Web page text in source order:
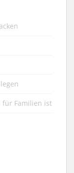
für Familien ist